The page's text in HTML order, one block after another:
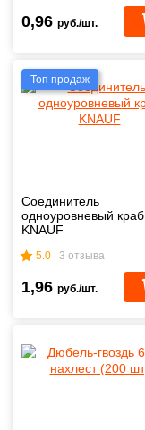
0,96 руб./шт.
Топ продаж
Соединитель
одноуровневый краб
KNAUF
5.0 3 отзыва
1,96 руб./шт.